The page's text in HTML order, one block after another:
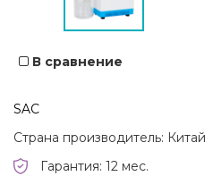
В сравнение
SAC
Страна производитель: Китай
Гарантия: 12 мес.